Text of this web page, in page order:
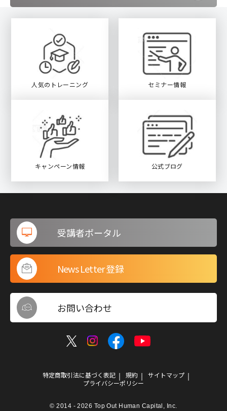
人気のトレーニング セミナー情報
キャンペーン情報 公式ブログ
特定商取引法に基づく表記 規約
サイトマップ
プライバシーポリシー
受講者ポータル
News Letter 登録
お問い合わせ
© 2014 - 2026 Top Out Human Capital, Inc.